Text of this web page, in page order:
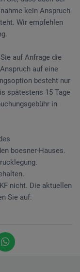
kein Anspruch
Wir empfehlen
auf Anfrage die
auf eine
besteht nur
spätestens 15 Tage
in
boesner-Hauses.
nicht. Die aktuellen
Sie auf: